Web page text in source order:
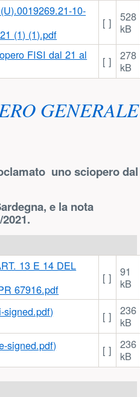
(1) (1).pdf
[ ]
528
kB
FISI dal 21 al
[ ]
278
kB
GENERALE
uno sciopero dal
e la nota
67916.pdf
[ ]
91
kB
[ ]
236
kB
[ ]
236
kB